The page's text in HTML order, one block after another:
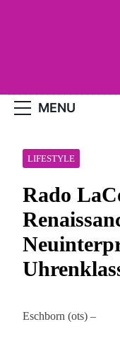
MENU
LIFESTYLE
Rado
Eschborn (ots) –